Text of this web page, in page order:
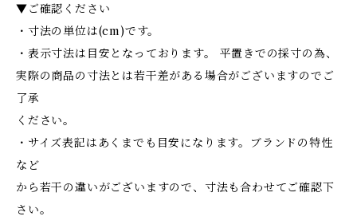
▼ご確認ください
・寸法の単位は(cm)です。
・表示寸法は目安となっております。 平置きでの採寸の為、
実際の商品の寸法とは若干差がある場合がございますのでご
了承
ください。
・サイズ表記はあくまでも目安になります。ブランドの特性
など
から若干の違いがございますので、寸法も合わせてご確認下
さい。